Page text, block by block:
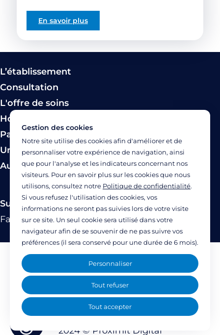
En savoir plus
L’établissement
Consultation
L'offre de soins
Hospitalisation
Paiement
Urgence
Autres modes de prise en charge
Suivez-nous
FacebookTwitterLinkedinYouTubeInstagram
Mentions légales
Politique de confidentialité
Accessibilité : partiellement accessible
(77%)
2024 © Proximit Digital
Gestion des cookies
Notre site utilise des cookies afin d'améliorer et de
personnaliser votre expérience de navigation, ainsi
que pour l'analyse et les indicateurs concernant nos
visiteurs. Pour en savoir plus sur les cookies que nous
utilisons, consultez notre Politique de confidentialité.
Si vous refusez l'utilisation des cookies, vos
informations ne seront pas suivies lors de votre visite
sur ce site. Un seul cookie sera utilisé dans votre
navigateur afin de se souvenir de ne pas suivre vos
préférences (il sera conservé pour une durée de 6 mois).
Tout accepter
Tout refuser
Personnaliser